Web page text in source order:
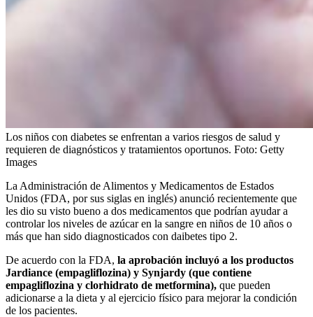
Los niños con diabetes se enfrentan a varios riesgos de salud y
requieren de diagnósticos y tratamientos oportunos. Foto: Getty
Images
La Administración de Alimentos y Medicamentos de Estados
Unidos (FDA, por sus siglas en inglés) anunció recientemente que
les dio su visto bueno a dos medicamentos que podrían ayudar a
controlar los niveles de azúcar en la sangre en niños de 10 años o
más que han sido diagnosticados con daibetes tipo 2.
De acuerdo con la FDA, la aprobación incluyó a los productos
Jardiance (empagliflozina) y Synjardy (que contiene
empagliflozina y clorhidrato de metformina), que pueden
adicionarse a la dieta y al ejercicio físico para mejorar la condición
de los pacientes.